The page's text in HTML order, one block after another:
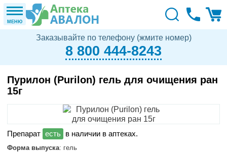
МЕНЮ
Заказывайте по телефону (жмите номер)
8 800 444-8243
Пурилон (Purilon) гель для очищения ран
15г
в наличии в аптеках.
Форма выпуска: гель